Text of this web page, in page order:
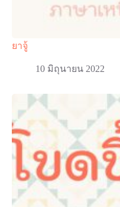
ยาจู้
10 มิถุนายน 2022